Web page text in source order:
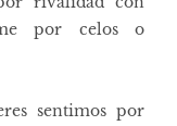
por celos o
sentimos por